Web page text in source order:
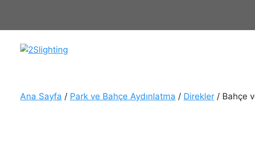
Ana Sayfa / Park ve Bahçe Aydınlatma / Direkler / Bahçe